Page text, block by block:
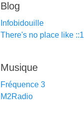
Blog
Infobidouille
There's no place like ::1
Musique
Fréquence 3
M2Radio